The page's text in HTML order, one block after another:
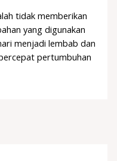
tidak memberikan
yang digunakan
menjadi lembab dan
pertumbuhan